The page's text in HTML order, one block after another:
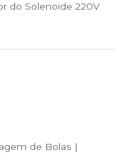
do Solenoide 220V
de Bolas |